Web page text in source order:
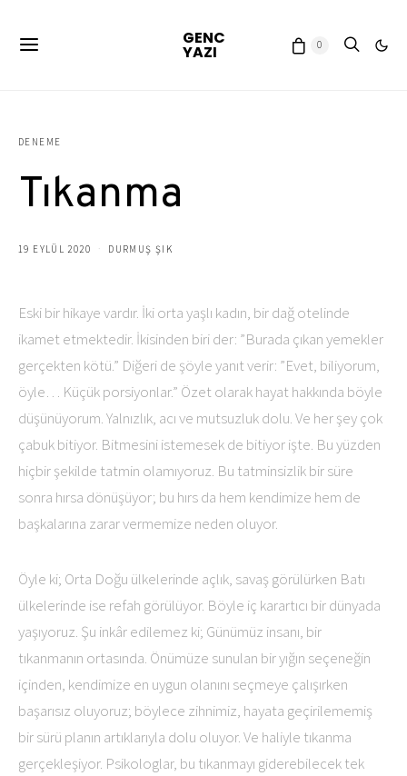
GENC
YAZI 0
DENEME
Tıkanma
19 EYLÜL 2020 DURMUŞ ŞIK
Eski bir hikaye vardır. İki orta yaşlı kadın, bir dağ otelinde
ikamet etmektedir. İkisinden biri der: ”Burada çıkan yemekler
gerçekten kötü.” Diğeri de şöyle yanıt verir: ”Evet, biliyorum,
öyle… Küçük porsiyonlar.” Özet olarak hayat hakkında böyle
düşünüyorum. Yalnızlık, acı ve mutsuzluk dolu. Ve her şey çok
çabuk bitiyor. Bitmesini istemesek de bitiyor işte. Bu yüzden
hiçbir şekilde tatmin olamıyoruz. Bu tatminsizlik bir süre
sonra hırsa dönüşüyor; bu hırs da hem kendimize hem de
başkalarına zarar vermemize neden oluyor.
Öyle ki; Orta Doğu ülkelerinde açlık, savaş görülürken Batı
ülkelerinde ise refah görülüyor. Böyle iç karartıcı bir dünyada
yaşıyoruz. Şu inkâr edilemez ki; Günümüz insanı, bir
tıkanmanın ortasında. Önümüze sunulan bir yığın seçeneğin
içinden, kendimize en uygun olanını seçmeye çalışırken
başarısız oluyoruz; böylece zihnimiz, hayata geçirilememiş
bir sürü planın artıklarıyla dolu oluyor. Ve haliyle tıkanma
gerçekleşiyor. Psikologlar, bu tıkanmayı giderebilecek tek